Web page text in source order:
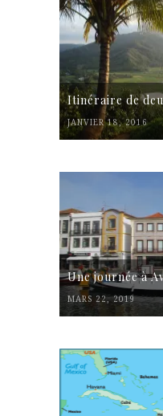
Itinéraire de
JANVIER 18, 2016
Une journée à
MARS 22, 2019